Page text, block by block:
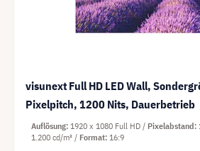
visunext Full HD LED Wall,
Pixelpitch, 1200 Nits, Dauerbetrieb
Auflösung 1920 x 1080 Full HD Pixelabstand
1.200 cd/m²
Format 16:9